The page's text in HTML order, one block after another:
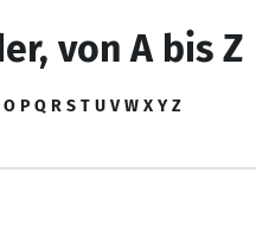
von A bis Z
O P Q R S T U V W X Y Z